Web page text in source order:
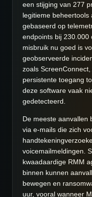
een stijging van 277
legitieme beheertools
gebaseerd op
endpoints bij 230.000
misbruik nu goed is
geobserveerde
zoals
persistente toegang
deze software vaak
gedetecteerd.
De meeste aanvallen
via e-mails die zich
voicemailmeldingen.
kwaadaardige RMM
binnen kunnen
bewegen en
uur, vooral wanneer